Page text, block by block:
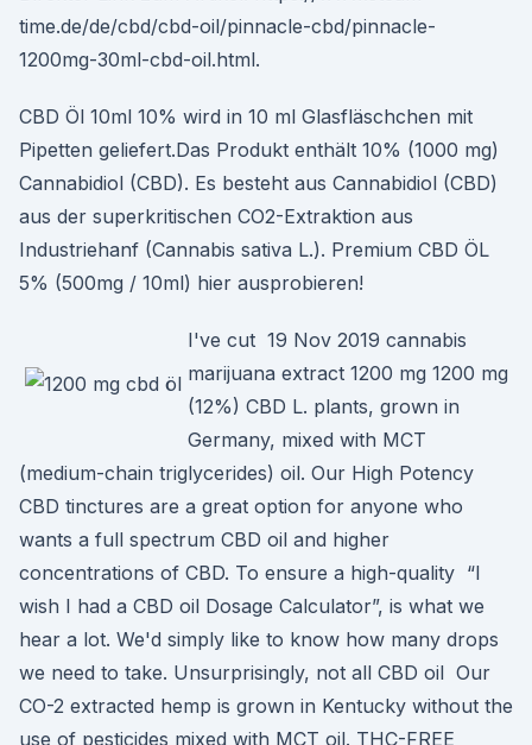
time.de/de/cbd/cbd-oil/pinnacle-cbd/pinnacle-
1200mg-30ml-cbd-oil.html.
CBD Öl 10ml 10% wird in 10 ml Glasfläschchen mit
Pipetten geliefert.Das Produkt enthält 10% (1000 mg)
Cannabidiol (CBD). Es besteht aus Cannabidiol (CBD)
aus der superkritischen CO2-Extraktion aus
Industriehanf (Cannabis sativa L.). Premium CBD ÖL
5% (500mg / 10ml) hier ausprobieren!
I've cut 19 Nov 2019 cannabis
marijuana extract 1200 mg 1200 mg
(12%) CBD L. plants, grown in
Germany, mixed with MCT
(medium-chain triglycerides) oil. Our High Potency
CBD tinctures are a great option for anyone who
wants a full spectrum CBD oil and higher
concentrations of CBD. To ensure a high-quality “I
wish I had a CBD oil Dosage Calculator”, is what we
hear a lot. We'd simply like to know how many drops
we need to take. Unsurprisingly, not all CBD oil Our
CO-2 extracted hemp is grown in Kentucky without the
use of pesticides mixed with MCT oil. THC-FREE